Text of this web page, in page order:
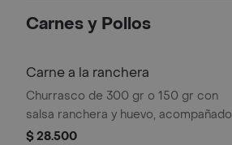
Carnes y Pollos
Carne a la ranchera
Churrasco de 300 gr o 150 gr con
salsa ranchera y huevo, acompañado
de arroz, frijol y ensalada.
$ 28.500